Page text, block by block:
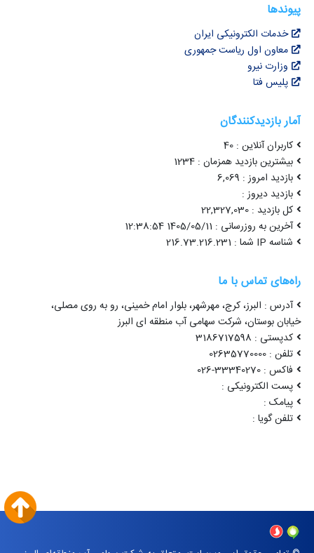
پیوندها
خدمات الکترونیکی ایران
معاون اول ریاست جمهوری
وزارت نیرو
پلیس فتا
آمار بازدیدکنندگان
کاربران آنلاین : 40
بیشترین بازدید همزمان : 1234
بازدید امروز : 6,069
بازدید دیروز :
کل بازدید : 22,327,030
آخرین به روزرسانی : 1405/05/11 12:38:54
شناسه IP شما : 216.73.216.231
راه‌های تماس با ما
آدرس : البرز، کرج، مهرشهر، بلوار امام خمینی، رو به روی مصلی،
خیابان بوستان، شرکت سهامی آب منطقه ای البرز
کدپستی : 3186717598
تلفن : 02635770000
فاکس : 33340270-026
پست الکترونیکی :
پیامک :
تلفن گویا :